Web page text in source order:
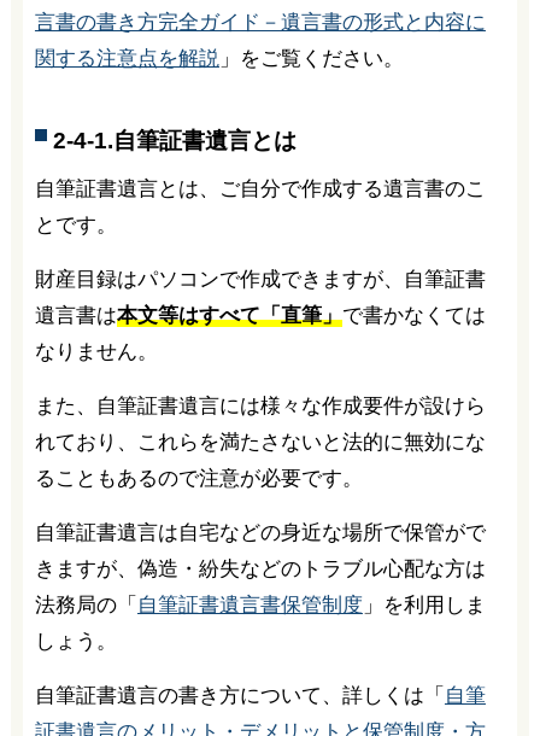
言書の書き方完全ガイド－遺言書の形式と内容に
関する注意点を解説」をご覧ください。
2-4-1.自筆証書遺言とは
自筆証書遺言とは、ご自分で作成する遺言書のこ
とです。
財産目録はパソコンで作成できますが、自筆証書
遺言書は本文等はすべて「直筆」で書かなくては
なりません。
また、自筆証書遺言には様々な作成要件が設けら
れており、これらを満たさないと法的に無効にな
ることもあるので注意が必要です。
自筆証書遺言は自宅などの身近な場所で保管がで
きますが、偽造・紛失などのトラブル心配な方は
法務局の「 自筆証書遺言書保管制度」を利用しま
しょう。
自筆証書遺言の書き方について、詳しくは「 自筆
証書遺言のメリット・デメリットと保管制度・方